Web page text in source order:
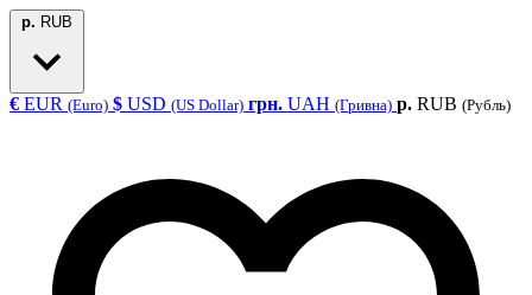
р. RUB
€ EUR (Euro) $ USD (US Dollar) грн. UAH (Гривна) р. RUB (Рубль)